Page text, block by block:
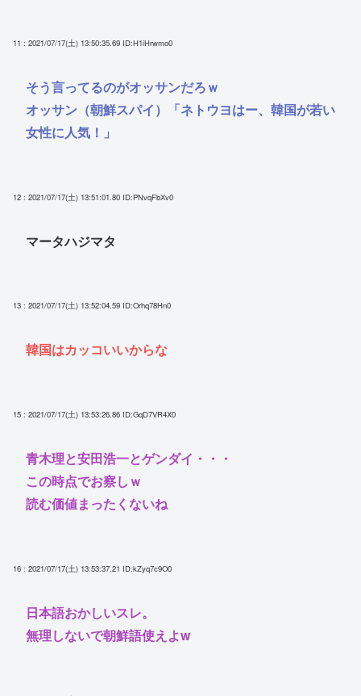
11 : 2021/07/17(土) 13:50:35.69 ID:H1iHrwmo0
そう言ってるのがオッサンだろｗ
オッサン（朝鮮スパイ）「ネトウヨはー、韓国が若い
女性に人気！」
12 : 2021/07/17(土) 13:51:01.80 ID:PNvqFbXv0
マータハジマタ
13 : 2021/07/17(土) 13:52:04.59 ID:Orhq78Hn0
韓国はカッコいいからな
15 : 2021/07/17(土) 13:53:26.86 ID:GqD7VR4X0
青木理と安田浩一とゲンダイ・・・
この時点でお察しｗ
読む価値まったくないね
16 : 2021/07/17(土) 13:53:37.21 ID:kZyq7c9O0
日本語おかしいスレ。
無理しないで朝鮮語使えよw